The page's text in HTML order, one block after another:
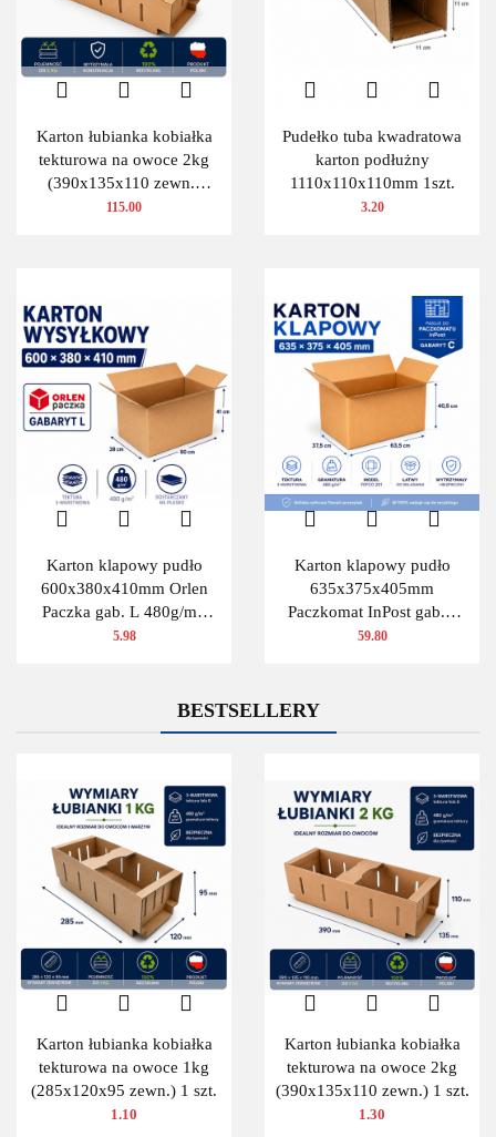
Karton łubianka kobiałka
tekturowa na owoce 2kg
(390x135x110 zewn.)
100 szt.
115.00
Pudełko tuba kwadratowa
karton podłużny
1110x110x110mm 1szt.
3.20
Karton klapowy pudło
600x380x410mm Orlen
Paczka gab. L 480g/m2
3W 1 szt.
5.98
Karton klapowy pudło
635x375x405mm
Paczkomat InPost gab.C
480g/m2 3W 10 szt.
59.80
BESTSELLERY
Karton łubianka kobiałka
tekturowa na owoce 1kg
(285x120x95 zewn.) 1 szt.
1.10
Karton łubianka kobiałka
tekturowa na owoce 2kg
(390x135x110 zewn.) 1 szt.
1.30